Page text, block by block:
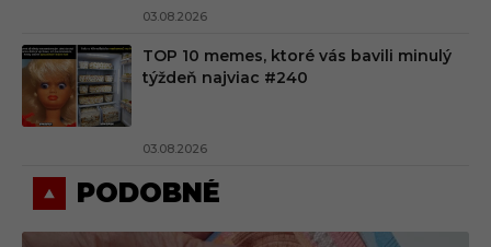
03.08.2026
TOP 10 memes, ktoré vás bavili minulý
týždeň najviac #240
03.08.2026
PODOBNÉ